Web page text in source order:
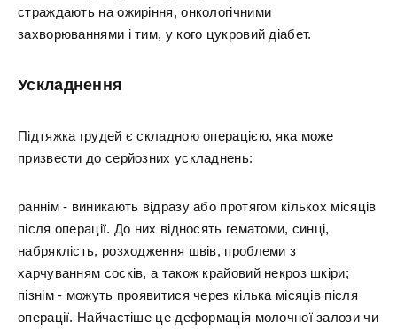
страждають на ожиріння, онкологічними
захворюваннями і тим, у кого цукровий діабет.
Ускладнення
Підтяжка грудей є складною операцією, яка може
призвести до серйозних ускладнень:
раннім - виникають відразу або протягом кількох місяців
після операції. До них відносять гематоми, синці,
набряклість, розходження швів, проблеми з
харчуванням сосків, а також крайовий некроз шкіри;
пізнім - можуть проявитися через кілька місяців після
операції. Найчастіше це деформація молочної залози чи